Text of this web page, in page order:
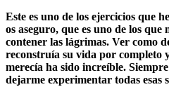
Este es uno de los ejercicios que
os aseguro, que es uno de los que
contener las lágrimas. Ver como
reconstruía su vida por completo
merecía ha sido increíble.
dejarme experimentar todas esas